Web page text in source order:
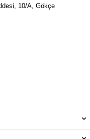
10/A, Gökçe